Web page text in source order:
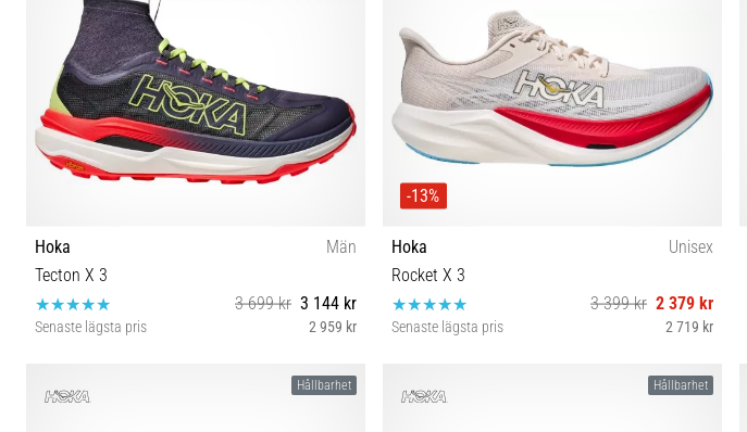
Hoka
Män
Tecton X 3
3 699 kr 3 144 kr
Senaste lägsta pris 2 959 kr
-13%
Hoka
Unisex
Rocket X 3
3 399 kr 2 379 kr
Senaste lägsta pris 2 719 kr
40⅔ 41⅓ 42 42⅔ 43⅓ 44 44⅔ 45⅓ 49⅓
Hållbarhet Hållbarhet